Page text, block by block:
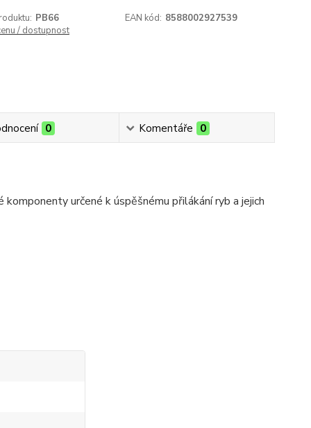
PB66 EAN kód: 8588002927539
/ dostupnost
0 Komentáře 0
určené k úspěšnému přilákání ryb a jejich